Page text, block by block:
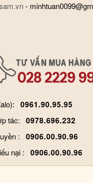
-
0961.90.95.95
tác:0978.696.232
:0906.00.90.96
nại :0906.00.90.96